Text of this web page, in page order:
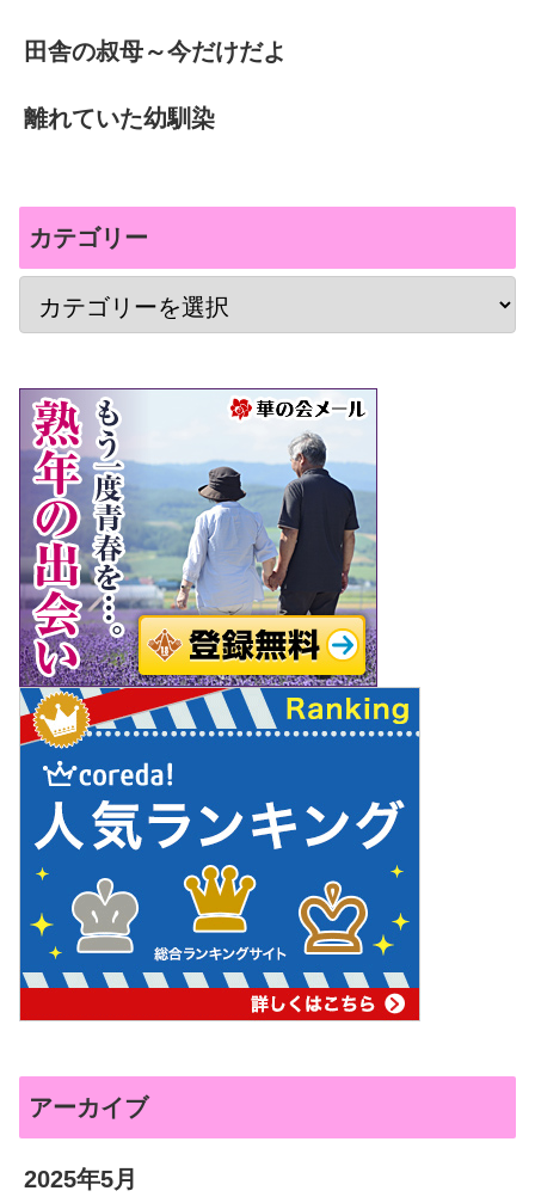
田舎の叔母～今だけだよ
離れていた幼馴染
カテゴリー
アーカイブ
2025年5月